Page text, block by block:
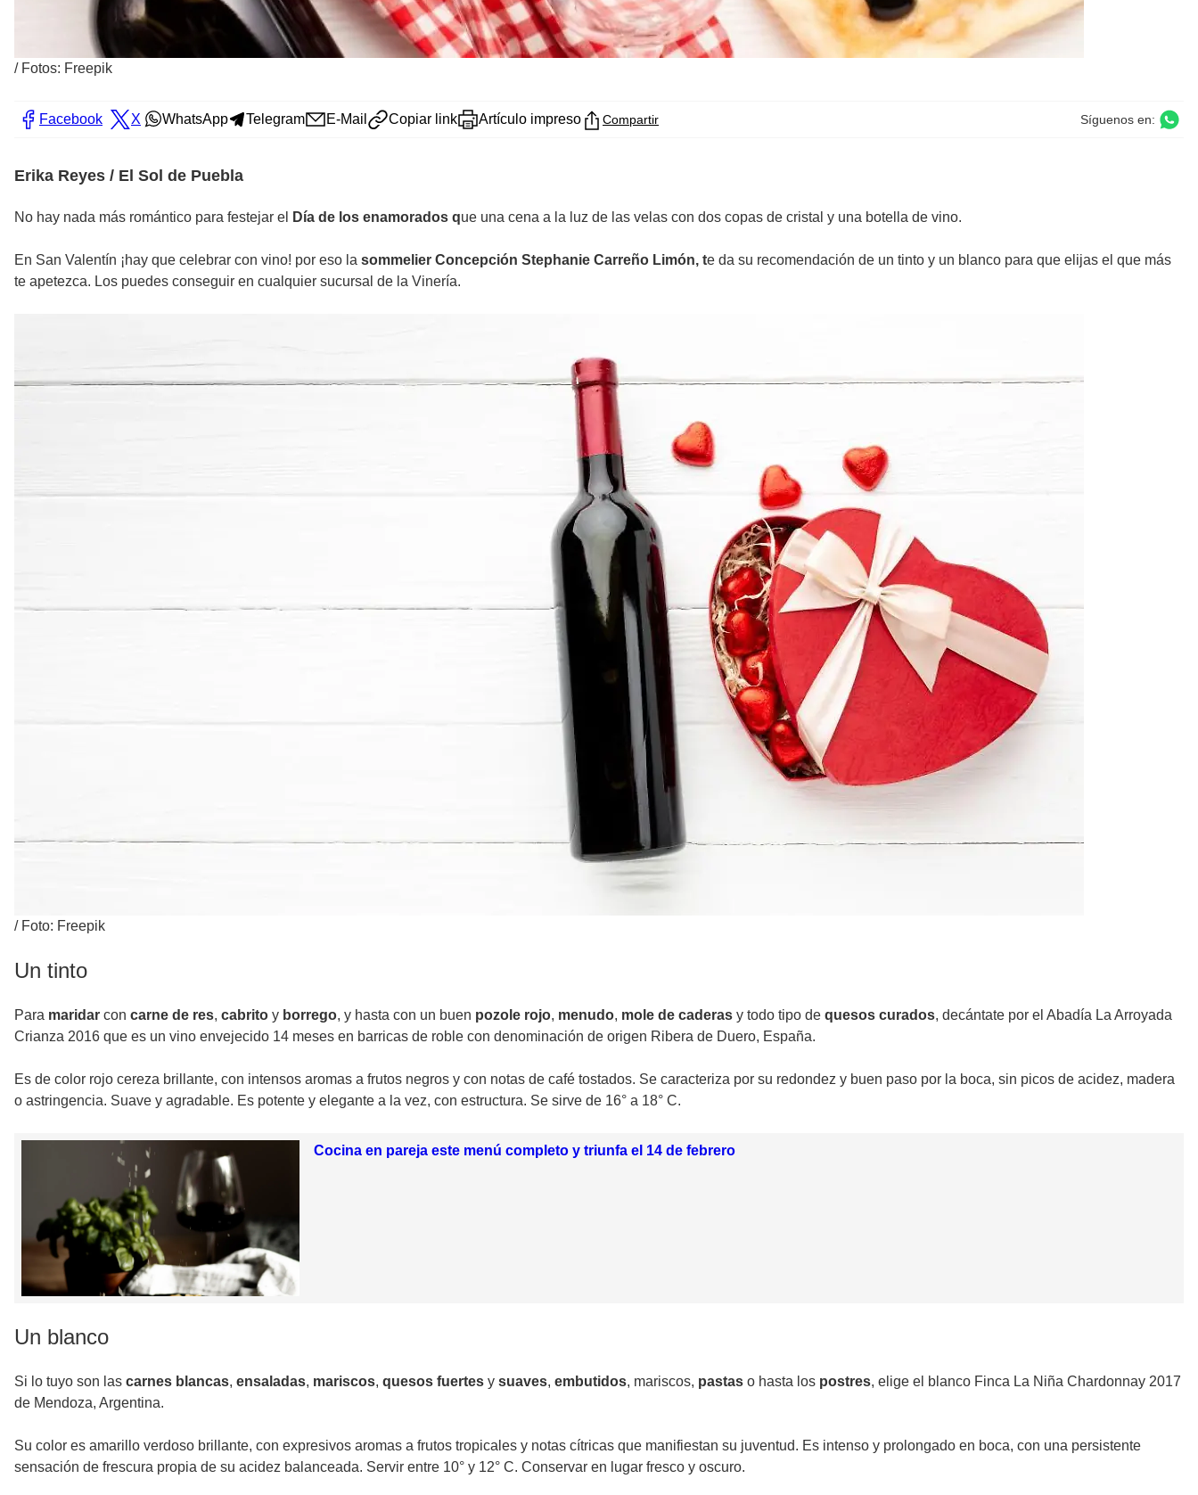
/ Fotos: Freepik
Facebook X WhatsApp Telegram E-Mail Copiar link Artículo impreso Compartir Síguenos en:
Erika Reyes / El Sol de Puebla
No hay nada más romántico para festejar el Día de los enamorados que una cena a la luz de las velas con dos copas de cristal y una botella de vino.
En San Valentín ¡hay que celebrar con vino! por eso la sommelier Concepción Stephanie Carreño Limón, te da su recomendación de un tinto y un blanco para que elijas el que más
te apetezca. Los puedes conseguir en cualquier sucursal de la Vinería.
/ Foto: Freepik
Un tinto
Para maridar con carne de res, cabrito y borrego, y hasta con un buen pozole rojo, menudo, mole de caderas y todo tipo de quesos curados, decántate por el Abadía La Arroyada
Crianza 2016 que es un vino envejecido 14 meses en barricas de roble con denominación de origen Ribera de Duero, España.
Es de color rojo cereza brillante, con intensos aromas a frutos negros y con notas de café tostados. Se caracteriza por su redondez y buen paso por la boca, sin picos de acidez, madera
o astringencia. Suave y agradable. Es potente y elegante a la vez, con estructura. Se sirve de 16° a 18° C.
Cocina en pareja este menú completo y triunfa el 14 de febrero
Un blanco
Si lo tuyo son las carnes blancas, ensaladas, mariscos, quesos fuertes y suaves, embutidos, mariscos, pastas o hasta los postres, elige el blanco Finca La Niña Chardonnay 2017
de Mendoza, Argentina.
Su color es amarillo verdoso brillante, con expresivos aromas a frutos tropicales y notas cítricas que manifiestan su juventud. Es intenso y prolongado en boca, con una persistente
sensación de frescura propia de su acidez balanceada. Servir entre 10° y 12° C. Conservar en lugar fresco y oscuro.